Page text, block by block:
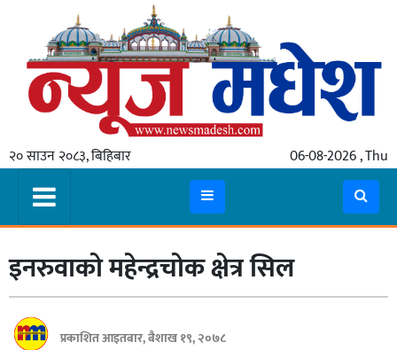
२० साउन २०८३, बिहिबार 06-08-2026 , Thu
गृहपृष्ठ
स्थानीय
प्रदेश
मधेश
प्रदेश
लुम्बिनी
इनरुवाको महेन्द्रचोक क्षेत्र सिल
प्रकाशित आइतबार, बैशाख १९, २०७८